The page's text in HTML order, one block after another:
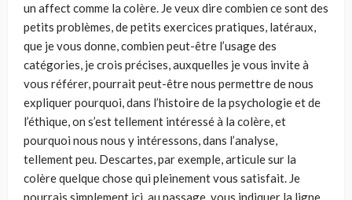
un affect comme la colère. Je veux dire combien ce sont des
petits problèmes, de petits exer­cices pratiques, latéraux,
que je vous donne, combien peut-être l’usage des
catégories, je crois précises, auxquelles je vous invite à
vous référer, pourrait peut-être nous permettre de nous
expliquer pourquoi, dans l’histoire de la psychologie et de
l’éthique, on s’est tellement intéressé à la colère, et
pourquoi nous nous y intéressons, dans l’analyse,
tellement peu. Descartes, par exemple, articule sur la
colère quelque chose qui pleine­ment vous satisfait. Je